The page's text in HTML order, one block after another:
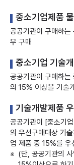
중소기업제품
공공기관이 구매하
무 구매
중소기업 기술
공공기관이 구매하
의 15% 이상을 기술
기술개발제품
공공기관이 [중소기
의 우선구매대상 기
업 제품 중 15%를 우
(단, 공공기관의